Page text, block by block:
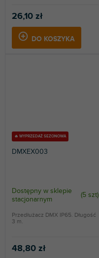
26,10 zł
DO KOSZYKA
🔥 WYPRZEDAŻ SEZONOWA
DMXEX003
Dostępny w sklepie
stacjonarnym
(5 szt)
48,80 zł
Przedłużacz DMX IP65. Długość
3 m.